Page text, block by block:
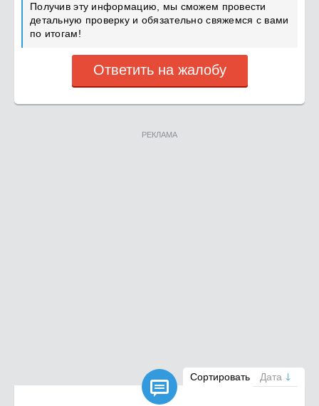
Получив эту информацию, мы сможем провести
детальную проверку и обязательно свяжемся с вами
по итогам!
Ответить на жалобу
РЕКЛАМА
Сортировать Дата
